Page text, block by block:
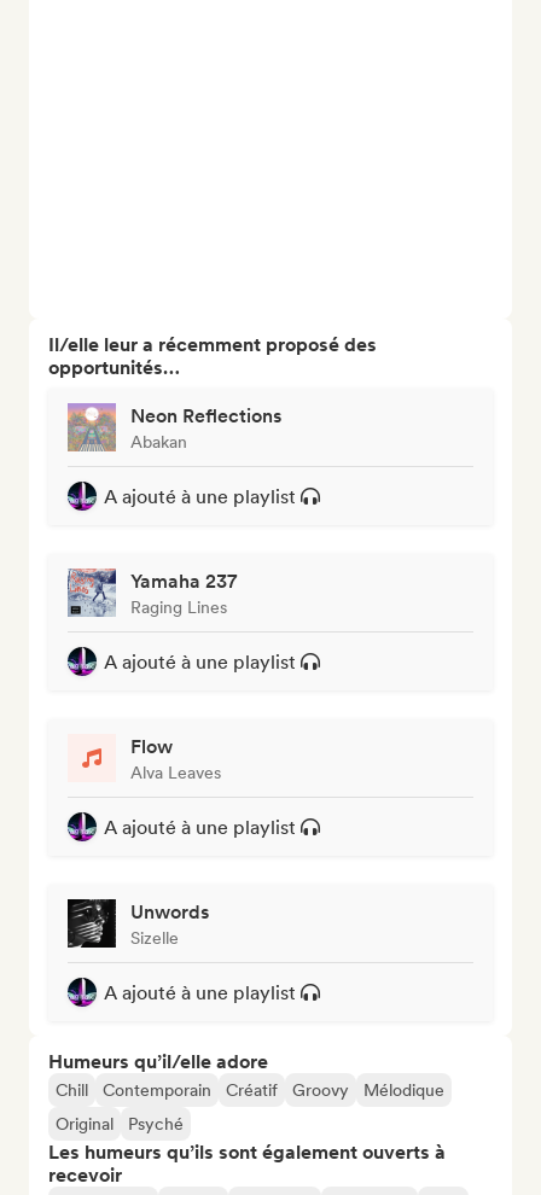
Il/elle leur a récemment proposé des
opportunités…
Neon Reflections
Abakan
A ajouté à une playlist
Yamaha 237
Raging Lines
A ajouté à une playlist
Flow
Alva Leaves
A ajouté à une playlist
Unwords
Sizelle
A ajouté à une playlist
Humeurs qu’il/elle adore
Chill Contemporain Créatif Groovy
Mélodique
Original
Psyché
Les humeurs qu’ils sont également ouverts à
recevoir